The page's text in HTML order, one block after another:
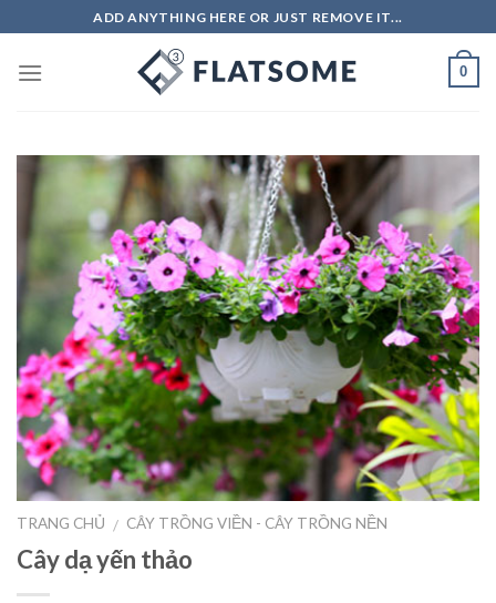
to
content
ADD ANYTHING HERE OR JUST REMOVE IT...
0
TRANG CHỦ / CÂY TRỒNG VIỀN - CÂY TRỒNG NỀN
Cây dạ yến thảo